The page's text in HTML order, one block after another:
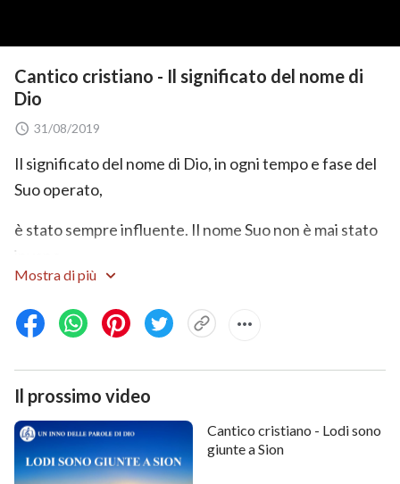
Cantico cristiano - Il significato del nome di
Dio
31/08/2019
Il significato del nome di Dio, in ogni tempo e fase del
Suo operato,
è stato sempre influente. Il nome Suo non è mai stato
invano.
Yahweh,Gesùe il Messia rappresentano lo Spirito di
E questi nomi esprimono le ere della gestione di Dio
nel tempo.
I nomi con cui la gente chiama Dio
Mostra di più
Il prossimo video
Cantico cristiano - Lodi sono
giunte a Sion